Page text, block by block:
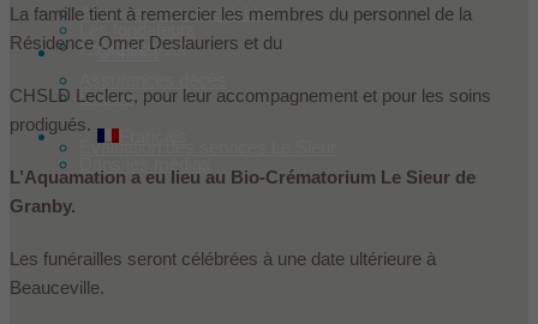
Arrangements préalables
Évaluation des services Le Sieur
Équipe
Hébergement
Contact
La famille tient à remercier les membres du personnel de la
Résidence Omer Deslauriers et du
CHSLD Leclerc, pour leur accompagnement et pour les soins
prodigués.
L’Aquamation a eu lieu au Bio-Crématorium Le Sieur de
Granby.
Les funérailles seront célébrées à une date ultérieure à
Beauceville.